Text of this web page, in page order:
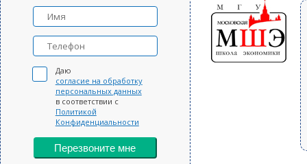
Даю
согласие на обработку
персональных данных
в соответствии с
Политикой
Конфиденциальности
Перезвоните мне